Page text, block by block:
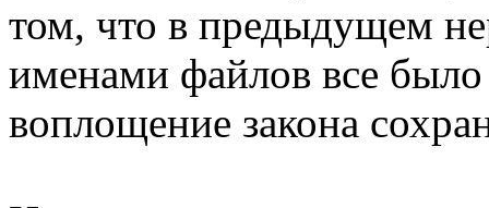
том, что в предыдущем
именами файлов все было
воплощение закона